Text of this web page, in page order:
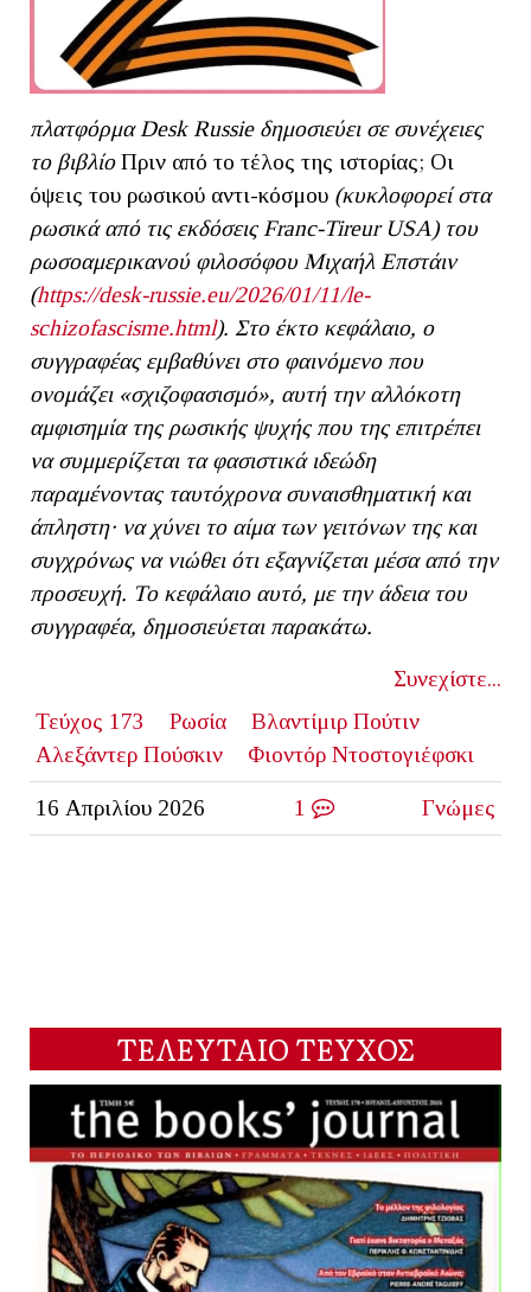
πλατφόρμα Desk Russie δημοσιεύει σε συνέχειες
το βιβλίοΠριν από το τέλος της ιστορίας; Οι
όψεις του ρωσικού αντι-κόσμου (κυκλοφορεί στα
ρωσικά από τις εκδόσεις Franc-Tireur USA) του
ρωσοαμερικανού φιλοσόφου Μιχαήλ Επστάιν
(https://desk-russie.eu/2026/01/11/le-
schizofascisme.html). Στο έκτο κεφάλαιο, ο
συγγραφέας εμβαθύνει στο φαινόμενο που
ονομάζει «σχιζοφασισμό», αυτή την αλλόκοτη
αμφισημία της ρωσικής ψυχής που της επιτρέπει
να συμμερίζεται τα φασιστικά ιδεώδη
παραμένοντας ταυτόχρονα συναισθηματική και
άπληστη· να χύνει το αίμα των γειτόνων της και
συγχρόνως να νιώθει ότι εξαγνίζεται μέσα από την
προσευχή. Το κεφάλαιο αυτό, με την άδεια του
συγγραφέα, δημοσιεύεται παρακάτω.
Συνεχίστε...
Τεύχος 173
Ρωσία
Βλαντίμιρ Πούτιν
Αλεξάντερ Πούσκιν
Φιοντόρ Ντοστογιέφσκι
16 Απριλίου 2026 1 Γνώμες
ΤΕΛΕΥΤΑΙΟ ΤΕΥΧΟΣ